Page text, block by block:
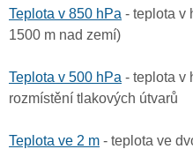
Teplota v 850 hPa - teplota v
1500 m nad zemí)
Teplota v 500 hPa - teplota v
rozmístění tlakových útvarů
Teplota ve 2 m - teplota ve